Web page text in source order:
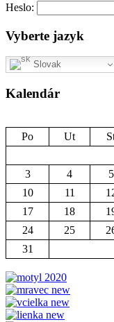
Heslo:
Vyberte jazyk
Slovak
Kalendár
Po
Ut
3
4 5
10
11
17
18
24
25
31